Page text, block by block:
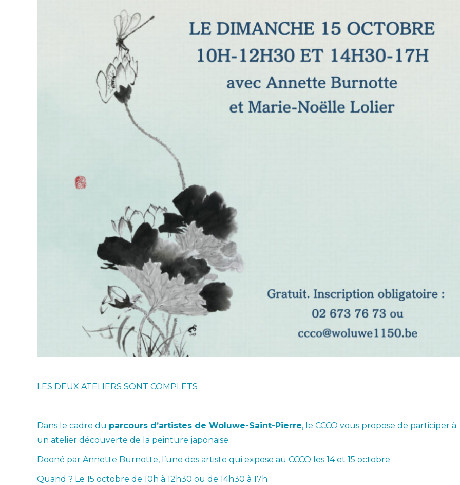
LES DEUX ATELIERS SONT COMPLETS
Dans le cadre du parcours d’artistes de Woluwe-Saint-Pierre, le CCCO vous propose de participer à
un atelier découverte de la peinture japonaise.
Dooné par Annette Burnotte, l’une des artiste qui expose au CCCO les 14 et 15 octobre
Quand ? Le 15 octobre de 10h à 12h30 ou de 14h30 à 17h